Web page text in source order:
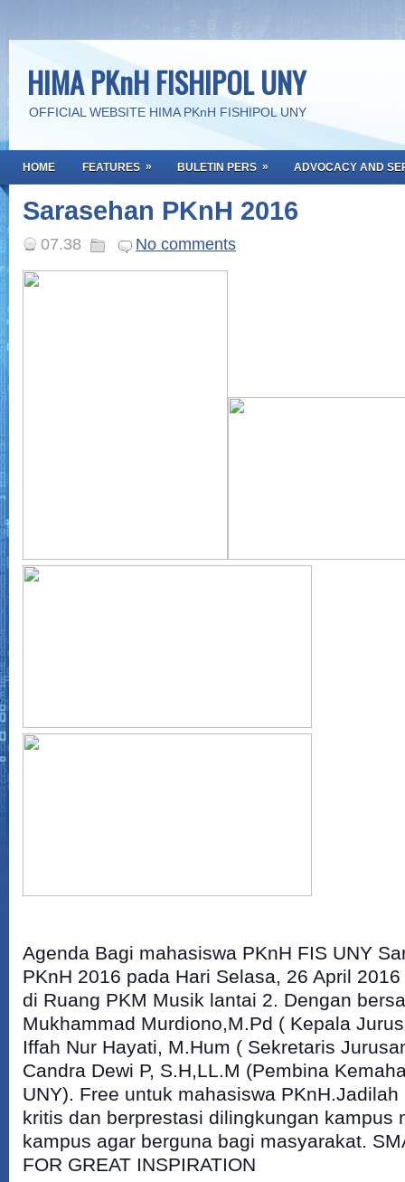
HIMA PKnH FISHIPOL UNY
OFFICIAL WEBSITE HIMA PKnH FISHIPOL UNY
HOME FEATURES » BULETIN PERS » ADVOCACY AND
Sarasehan PKnH 2016
07.38 No comments
Agenda Bagi mahasiswa PKnH FIS UNY
PKnH 2016 pada Hari Selasa, 26 April
di Ruang PKM Musik lantai 2. Dengan
Mukhammad Murdiono,M.Pd ( Kepala
Iffah Nur Hayati, M.Hum ( Sekretaris
Candra Dewi P, S.H,LL.M (Pembina
UNY). Free untuk mahasiswa
kritis dan berprestasi dilingkungan kampus
kampus agar berguna bagi masyarakat.
FOR GREAT INSPIRATION